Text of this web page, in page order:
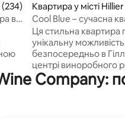
оцінка: 4,98 з 5, відгуки: 234
в
а
Квартира у місті Hillier
Cool Blue – сучасна
спальнею в Печі
Ця стильна квартира
унікальну
безпосередньо в
центрі виноробного
Принс-Едвард. Крім
помешкання Cool
Company: